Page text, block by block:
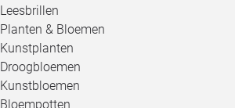
Leesbrillen
Planten & Bloemen
Kunstplanten
Droogbloemen
Kunstbloemen
Bloempotten